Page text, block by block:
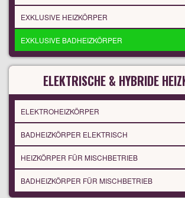
EXKLUSIVE HEIZKÖRPER
EXKLUSIVE BADHEIZKÖRPER
ELEKTRISCHE & HYBRIDE
ELEKTROHEIZKÖRPER
BADHEIZKÖRPER ELEKTRISCH
HEIZKÖRPER FÜR MISCHBETRIEB
BADHEIZKÖRPER FÜR MISCHBETRIEB